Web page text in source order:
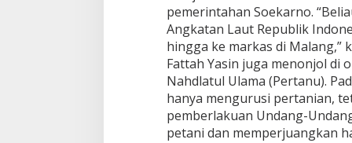
n
,
U
l
a
m
a
P
e
j
pemerintahan Soekarno.
Angkatan Laut Republik
hingga ke markas di Malang,”
Fattah Yasin juga menonjol di
Nahdlatul Ulama (Pertanu).
hanya mengurusi pertanian,
pemberlakuan Undang-
petani dan memperjuangkan